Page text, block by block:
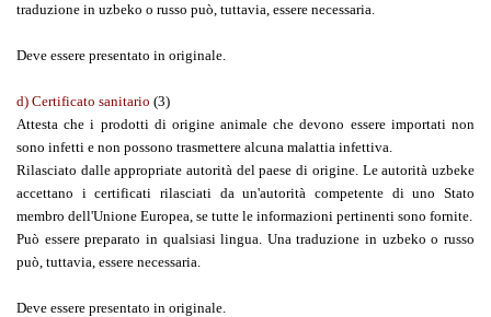
traduzione in uzbeko o russo può, tuttavia, essere necessaria.
Deve essere presentato in originale.
d) Certificato sanitario (3)
Attesta che i prodotti di origine animale che devono essere importati non
sono infetti e non possono trasmettere alcuna malattia infettiva.
Rilasciato dalle appropriate autorità del paese di origine. Le autorità uzbeke
accettano i certificati rilasciati da un'autorità competente di uno Stato
membro dell'Unione Europea, se tutte le informazioni pertinenti sono fornite.
Può essere preparato in qualsiasi lingua. Una traduzione in uzbeko o russo
può, tuttavia, essere necessaria.
Deve essere presentato in originale.